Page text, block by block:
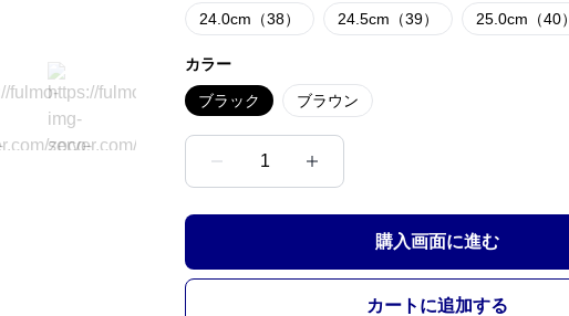
24.0cm（38） 24.5cm（39） 25.0cm（40）
カラー
ブラック ブラウン
1
購入画面に進む
カートに追加する